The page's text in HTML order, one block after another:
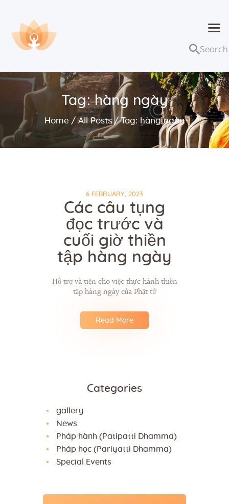
Tag: hàng ngày
Home All Posts Tag: hàng ngày
Trang chủ
Bài giảng
Lớp học và sự kiện
Về Dhammaduta
6 FEBRUARY, 2023
Các câu tụng
đọc trước và
cuối giờ thiền
tập hàng ngày
Hỗ trợ và tiện cho việc thực hành thiền
tập hàng ngày của Phật tử
Read More
Categories
gallery
News
Pháp hành (Patipatti Dhamma)
Pháp học (Pariyatti Dhamma)
Special Events